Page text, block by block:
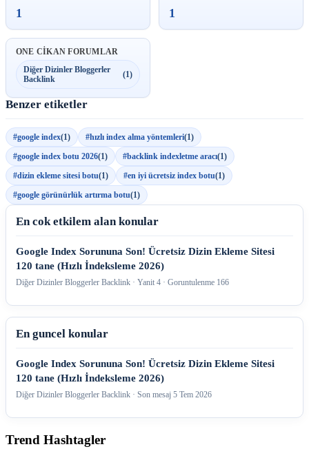
1 1
ONE CIKAN FORUMLAR
Diğer Dizinler Bloggerler
Backlink
(1)
Benzer etiketler
#google index(1) #hızlı index alma yöntemleri(1)
#google index botu 2026(1) #backlink indexletme aracı(1)
#dizin ekleme sitesi botu(1) #en iyi ücretsiz index botu(1)
#google görünürlük artırma botu(1)
En cok etkilem alan konular
Google Index Sorununa Son! Ücretsiz Dizin Ekleme Sitesi
120 tane (Hızlı İndeksleme 2026)
Diğer Dizinler Bloggerler Backlink · Yanit 4 · Goruntulenme 166
En guncel konular
Google Index Sorununa Son! Ücretsiz Dizin Ekleme Sitesi
120 tane (Hızlı İndeksleme 2026)
Diğer Dizinler Bloggerler Backlink · Son mesaj 5 Tem 2026
Trend Hashtagler